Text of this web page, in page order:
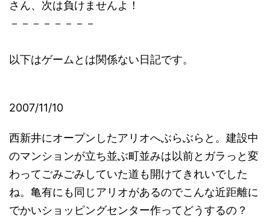
さん、次は負けませんよ！
－－－－－－－－
以下はゲームとは関係ない日記です。
2007/11/10
西新井にオープンしたアリオへぶらぶらと。建設中
のマンションが立ち並ぶ町並みは以前とガラっと変
わってごみごみしていた道も開けてきれいでした
ね。亀有にも同じアリオがあるのでこんな近距離に
でかいショッピングセンター作ってどうするの？